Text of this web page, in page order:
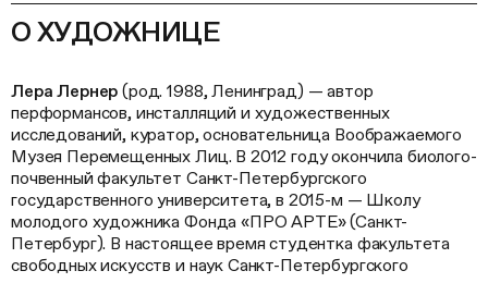
О ХУДОЖНИЦЕ
Лера Лернер (род. 1988, Ленинград) — автор
перформансов, инсталляций и художественных
исследований, куратор, основательница Воображаемого
Музея Перемещенных Лиц. В 2012 году окончила биолого-
почвенный факультет Санкт-Петербургского
государственного университета, в 2015-м — Школу
молодого художника Фонда «ПРО АРТЕ» (Санкт-
Петербург). В настоящее время студентка факультета
свободных искусств и наук Санкт-Петербургского